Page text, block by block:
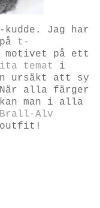
Jag har
t-
på ett
temat
i
ursäkt att sy
alla färger
man i alla
Brall-Alv